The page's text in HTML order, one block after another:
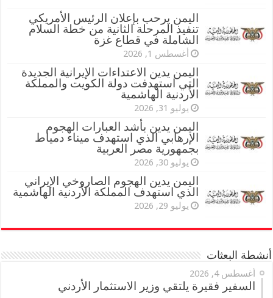
اليمن يرحب بإعلان الرئيس الأمريكي
تنفيذ المرحلة الثانية من خطة السلام
الشاملة في قطاع غزة
أغسطس 1, 2026
اليمن يدين الاعتداءات الإيرانية الجديدة
التي استهدفت دولة الكويت والمملكة
الأردنية الهاشمية
يوليو 31, 2026
اليمن يدين بأشد العبارات الهجوم
الإرهابي الذي استهدف ميناء دمياط
بجمهورية مصر العربية
يوليو 30, 2026
اليمن يدين الهجوم الصاروخي الإيراني
الذي استهدف المملكة الأردنية الهاشمية
يوليو 29, 2026
أنشطة البعثات
أغسطس 4, 2026
السفير فقيرة يلتقي وزير الاستثمار الأردني